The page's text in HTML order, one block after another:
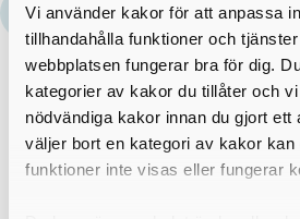
Vi använder kakor för att anpassa
tillhandahålla funktioner och
webbplatsen fungerar bra för dig.
kategorier av kakor du tillåter och
nödvändiga kakor innan du gjort ett
väljer bort en kategori av kakor
funktioner inte visas eller fungerar
Mer information om Billingeleden
+
−